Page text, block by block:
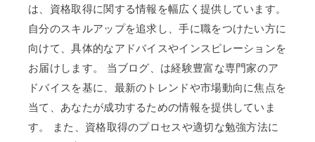
は、資格取得に関する情報を幅広く提供しています。
自分のスキルアップを追求し、手に職をつけたい方に
向けて、具体的なアドバイスやインスピレーションを
お届けします。 当ブログ、は経験豊富な専門家のア
ドバイスを基に、最新のトレンドや市場動向に焦点を
当て、あなたが成功するための情報を提供していま
す。 また、資格取得のプロセスや適切な勉強方法に